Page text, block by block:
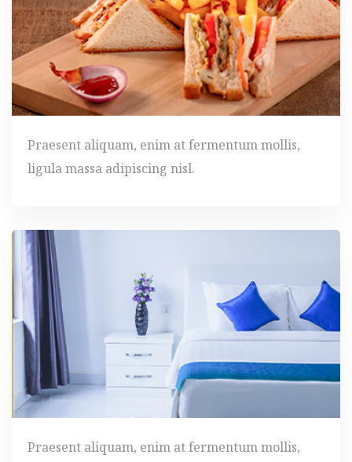
Praesent aliquam, enim at fermentum mollis,
ligula massa adipiscing nisl.
Praesent aliquam, enim at fermentum mollis,